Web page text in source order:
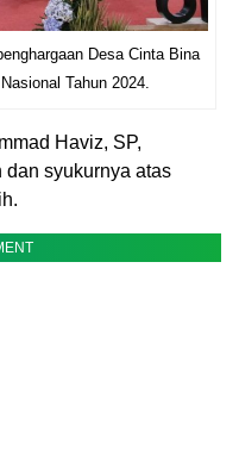
Desa Cinta Bina
Tahun 2024.
Haviz, SP,
dan syukurnya atas